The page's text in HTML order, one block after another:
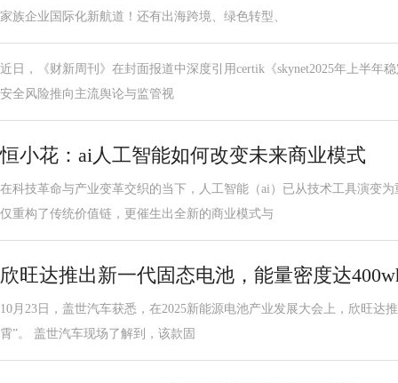
家族企业国际化新航道！还有出海跨境、绿色转型、
近日，《财新周刊》在封面报道中深度引用certik《skynet2025年上半年
安全风险推向主流舆论与监管视
恒小花：ai人工智能如何改变未来商业模式
在科技革命与产业变革交织的当下，人工智能（ai）已从技术工具演变
仅重构了传统价值链，更催生出全新的商业模式与
欣旺达推出新一代固态电池，能量密度达
10月23日，盖世汽车获悉，在2025新能源电池产业发展大会上，欣旺达
霄”。 盖世汽车现场了解到，该款固